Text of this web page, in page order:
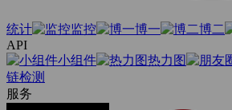
统计 监控 博一 博二
API
小组件
热力图
链检测
服务